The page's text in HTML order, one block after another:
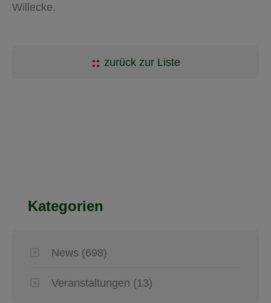
Willecke.
zurück zur Liste
Kategorien
News (698)
Veranstaltungen (13)